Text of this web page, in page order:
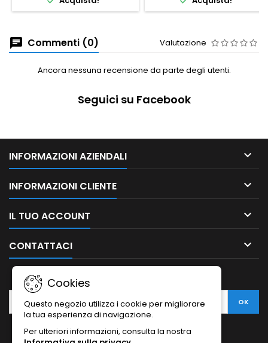
Commenti (0) Valutazione
Ancora nessuna recensione da parte degli utenti.
Seguici su Facebook
INFORMAZIONI AZIENDALI 
INFORMAZIONI CLIENTE 
IL TUO ACCOUNT 
CONTATTACI 
Cookies
Questo negozio utilizza i cookie per migliorare
la tua esperienza di navigazione.
Per ulteriori informazioni, consulta la nostra